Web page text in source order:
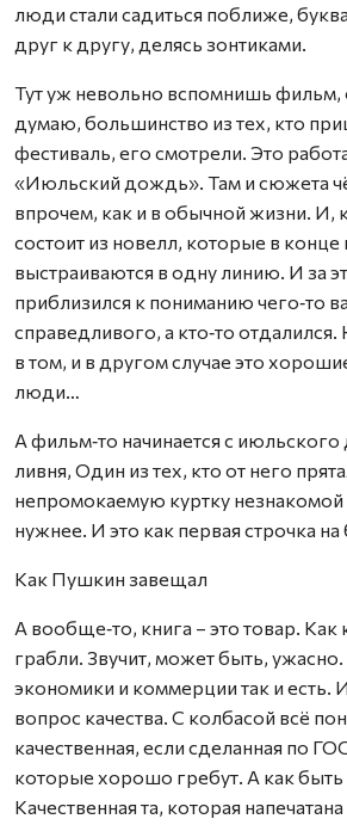
люди стали садиться поближе,
друг к другу, делясь зонтиками.
Тут уж невольно вспомнишь фильм,
думаю, большинство из тех, кто
фестиваль, его смотрели. Это
«Июльский дождь». Там и сюжета
впрочем, как и в обычной жизни. И,
состоит из новелл, которые в конце
выстраиваются в одну линию. И за
приблизился к пониманию чего‑то
справедливого, а кто‑то
в том, и в другом случае это
люди…
А фильм‑то начинается с
ливня, Один из тех, кто от него
непромокаемую куртку
нужнее. И это как первая строчка на
Как Пушкин завещал
А вообще‑то, книга – это товар. Как
грабли. Звучит, может быть,
экономики и коммерции так и есть.
вопрос качества. С колбасой всё
качественная, если сделанная по
которые хорошо гребут. А как быть
Качественная та, которая